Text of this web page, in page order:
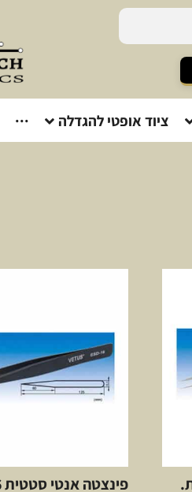
ציוד אופטי להגדלה ···
פינצטה אנטי סטטית ESD-16